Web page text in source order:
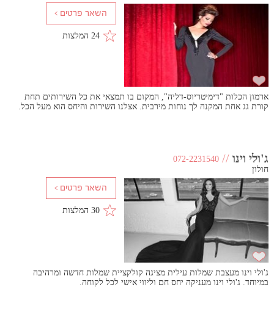
24 המלצות
ארמון הכלות "דימיטריוס-דליה", המקום בו תמצאי את כל השירותים תחת
קורת גג אחת המקנה לך נוחות מירבית. אצלנו השירות והיחס הוא מעל הכל.
ג'ולי וינו //
072-2231540
חולון
30 המלצות
ג'ולי וינו מעצבת שמלות עילית מציגה קולקציית שמלות חדשה ומרהיבה
במיוחד. ג'ולי וינו מעניקה יחס חם וליווי אישי לכל לקוחה.